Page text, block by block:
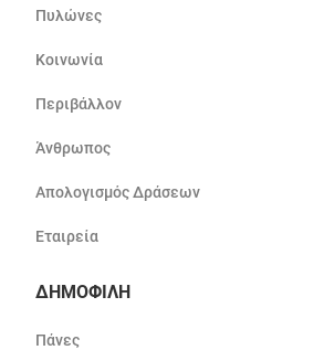
Πυλώνες
Κοινωνία
Περιβάλλον
Άνθρωπος
Απολογισμός Δράσεων
Εταιρεία
ΔΗΜΟΦΙΛΗ
Πάνες